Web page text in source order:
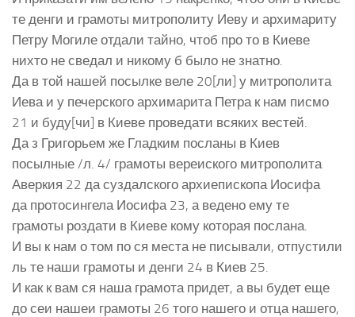
те денги и грамоты митрополиту Иеву и архимариту
Петру Могиле отдали тайно, чтоб про то в Киеве
нихто не сведал и никому б было не знатно.
Да в той нашей посылке веле 20[ли] у митрополита
Иева и у печерского архимарита Петра к нам писмо
21 и буду[чи] в Киеве проведати всяких вестей.
Да з Григорьем же Гладким посланы в Киев
посылные /л. 4/ грамоты вереиского митрополита
Аверкия 22 да суздалского архиепископа Иосифа
да протосингела Иосифа 23, а ведено ему те
грамоты роздати в Киеве кому которая послана.
И вы к нам о том по ся места не писывали, отпустили
ль те наши грамоты и денги 24 в Киев 25.
И как к вам ся наша грамота придет, а вы будет еще
до сеи нашеи грамоты 26 того нашего и отца нашего,